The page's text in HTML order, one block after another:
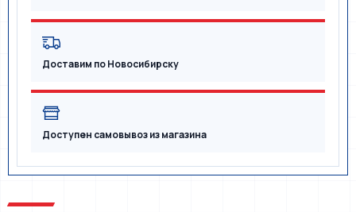
Доставим по Новосибирску
Доступен самовывоз из магазина